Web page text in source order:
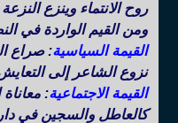
روح الانتماء وينزع
ومن القيم الواردة في
القيمة السياسية: صراع
نزوع الشاعر إلى
القيمة الاجتماعية:
كالعاطل والسجين في